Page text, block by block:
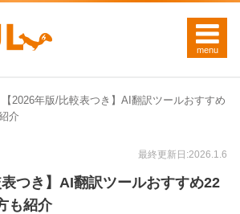
【2026年版/比較表つき】AI翻訳ツールおすすめ
介
最終更新日:2026.1.6
表つき】AI翻訳ツールおすすめ22
も紹介